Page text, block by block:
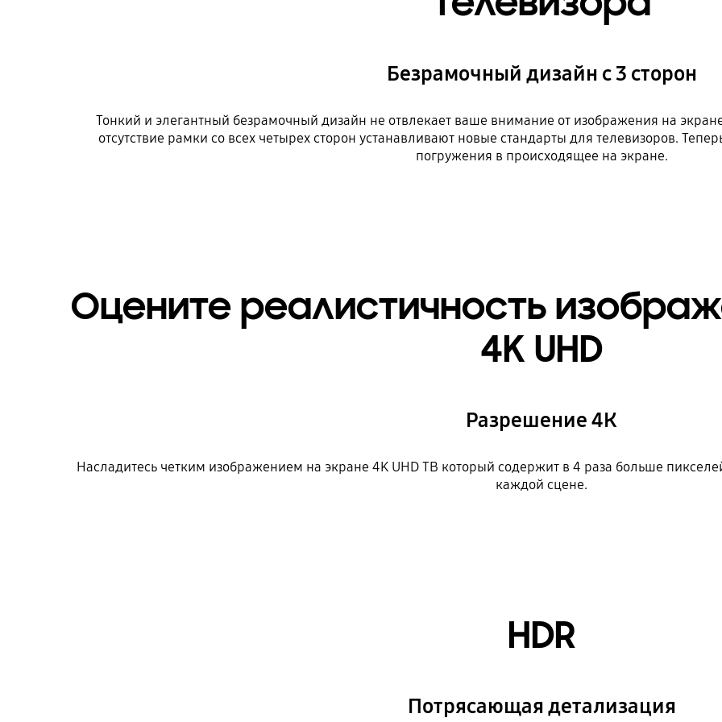
Безрамочный дизайн с 3 сторон
Тонкий и элегантный безрамочный дизайн не отвлекает ваше внимание от изображения на
отсутствие рамки со всех четырех сторон устанавливают новые стандарты для телевизоров.
погружения в происходящее на экране.
Оцените реалистичность
4K UHD
Разрешение 4К
Насладитесь четким изображением на экране 4K UHD ТВ который содержит в 4 раза больше
каждой сцене.
HDR
Потрясающая детализация